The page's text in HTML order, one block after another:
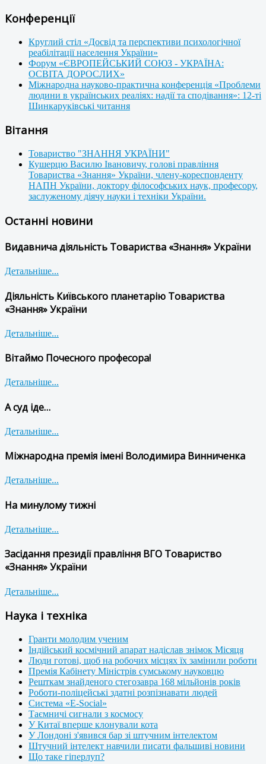
Конференції
Круглий стіл «Досвід та перспективи психологічної
реабілітації населення України»
Форум «ЄВРОПЕЙСЬКИЙ СОЮЗ - УКРАЇНА:
ОСВІТА ДОРОСЛИХ»
Міжнародна науково-практична конференція «Проблеми
людини в українських реаліях: надії та сподівання»: 12-ті
Шинкаруківські читання
Вітання
Товариство "ЗНАННЯ УКРАЇНИ"
Кушерцю Василю Івановичу, голові правління
Товариства «Знання» України, члену-кореспонденту
НАПН України, доктору філософських наук, професору,
заслуженому діячу науки і техніки України.
Останні новини
Видавнича діяльність Товариства «Знання» України
Детальніше...
Діяльність Київського планетарію Товариства
«Знання» України
Детальніше...
Вітаймо Почесного професора!
Детальніше...
А суд іде…
Детальніше...
Міжнародна премія імені Володимира Винниченка
Детальніше...
На минулому тижні
Детальніше...
Засідання президії правління ВГО Товариство
«Знання» України
Детальніше...
Наука і техніка
Гранти молодим ученим
Індійський космічний апарат надіслав знімок Місяця
Люди готові, щоб на робочих місцях їх замінили роботи
Премія Кабінету Міністрів сумському науковцю
Решткам знайденого стегозавра 168 мільйонів років
Роботи-поліцейські здатні розпізнавати людей
Система «E-Social»
Таємничі сигнали з космосу
У Китаї вперше клонували кота
У Лондоні з'явився бар зі штучним інтелектом
Штучний інтелект навчили писати фальшиві новини
Що таке гіперлуп?